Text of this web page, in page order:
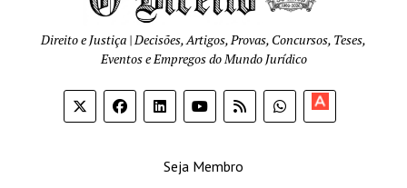
Direito e Justiça | Decisões, Artigos, Provas, Concursos, Teses,
Eventos e Empregos do Mundo Jurídico
Seja Membro